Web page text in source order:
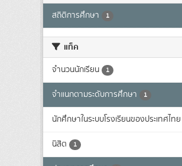
สถิติการศึกษา 1
แท็ค
จำนวนนักเรียน 1
จำแนกตามระดับการศึกษา 1
นักศึกษาในระบบโรงเรียนของประเทศไทย
นิสิต 1